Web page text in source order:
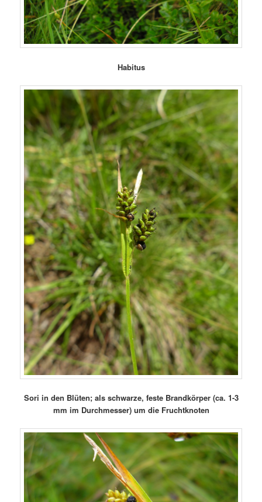
Habitus
Sori in den Blüten; als schwarze, feste Brandkörper (ca. 1-3
mm im Durchmesser) um die Fruchtknoten